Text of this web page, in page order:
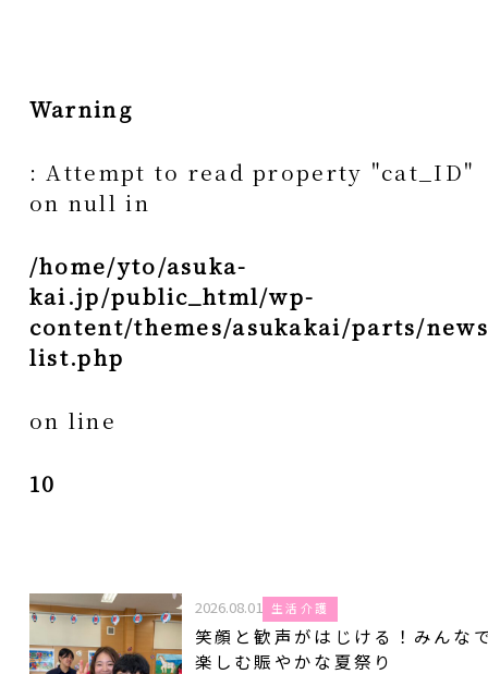
Warning
: Attempt to read property "cat_ID"
on null in
/home/yto/asuka-
kai.jp/public_html/wp-
content/themes/asukakai/parts/
list.php
on line
10
2026.08.01 生活介護
笑顔と歓声がはじける！みんな
楽しむ賑やかな夏祭り